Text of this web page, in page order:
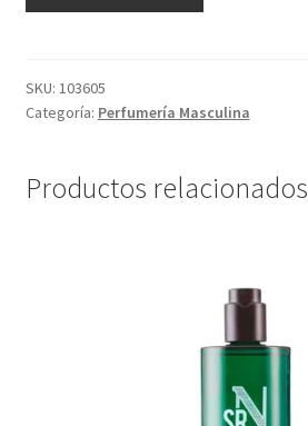
3
x
c/u
SKU: 103605
Categoría: Perfumería Masculina
Productos relacionados